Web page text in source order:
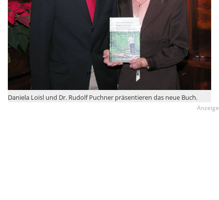
Daniela Loisl und Dr. Rudolf Puchner präsentieren das neue Buch.